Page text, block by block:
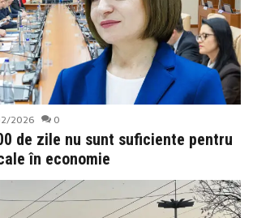
2026 0
de zile nu sunt suficiente pentru
în economie